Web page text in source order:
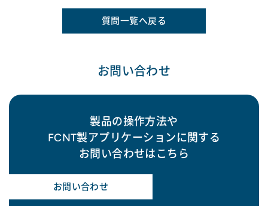
質問一覧へ戻る
お問い合わせ
製品の操作方法や
FCNT製アプリケーションに関する
お問い合わせはこちら
お問い合わせ